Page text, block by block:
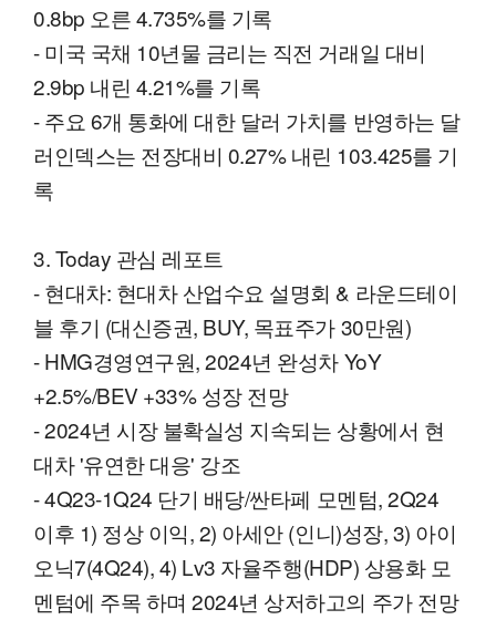
0.8bp 오른 4.735%를 기록
- 미국 국채 10년물 금리는 직전 거래일 대비
2.9bp 내린 4.21%를 기록
- 주요 6개 통화에 대한 달러 가치를 반영하는 달
러인덱스는 전장대비 0.27% 내린 103.425를 기
록
3. Today 관심 레포트
- 현대차: 현대차 산업수요 설명회 & 라운드테이
블 후기 (대신증권, BUY, 목표주가 30만원)
- HMG경영연구원, 2024년 완성차 YoY
+2.5%/BEV +33% 성장 전망
- 2024년 시장 불확실성 지속되는 상황에서 현
대차 '유연한 대응' 강조
- 4Q23-1Q24 단기 배당/싼타페 모멘텀, 2Q24
이후 1) 정상 이익, 2) 아세안 (인니)성장, 3) 아이
오닉7(4Q24), 4) Lv3 자율주행(HDP) 상용화 모
멘텀에 주목 하며 2024년 상저하고의 주가 전망